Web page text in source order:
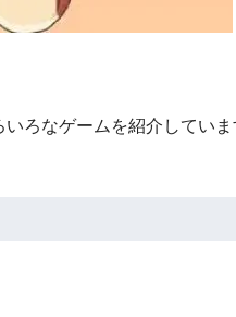
ろなゲームを紹介してい